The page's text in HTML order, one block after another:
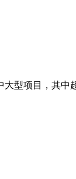
型项目，其中